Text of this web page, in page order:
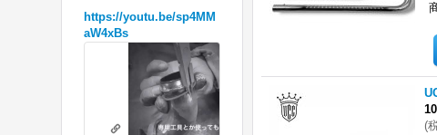
https://youtu.be/sp4MM
aW4xBs
ー
リテーニングリングの必要がないフランジを 販売開始！ エボ、
youtu.be
(